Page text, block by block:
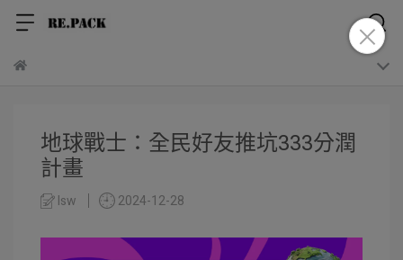
地球戰士：全民好友推坑333分潤
計畫
lsw 2024-12-28